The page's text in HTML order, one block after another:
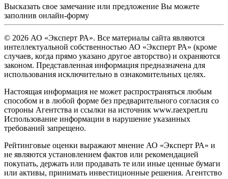
Высказать свое замечание или предложение Вы можете
заполнив онлайн-форму
© 2026 АО «Эксперт РА». Все материалы сайта являются
интеллектуальной собственностью АО «Эксперт РА» (кроме
случаев, когда прямо указано другое авторство) и охраняются
законом. Представленная информация предназначена для
использования исключительно в ознакомительных целях.
Настоящая информация не может распространяться любым
способом и в любой форме без предварительного согласия со
стороны Агентства и ссылки на источник www.raexpert.ru
Использование информации в нарушение указанных
требований запрещено.
Рейтинговые оценки выражают мнение АО «Эксперт РА» и
не являются установлением фактов или рекомендацией
покупать, держать или продавать те или иные ценные бумаги
или активы, принимать инвестиционные решения. Агентство